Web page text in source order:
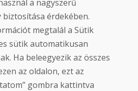
és négy
őket. A sílécek
a nagyszerű
biztosítása érdekében.
megtalál a Sütik
sütik automatikusan
Ha beleegyezik az összes
az oldalon, ezt az
gombra kattintva